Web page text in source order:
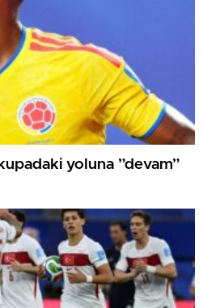
yoluna ”devam”